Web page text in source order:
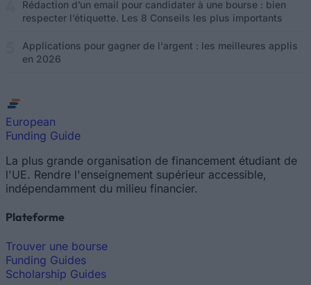
Rédaction d’un email pour candidater à une bourse : bien
respecter l’étiquette. Les 8 Conseils les plus importants
Applications pour gagner de l'argent : les meilleures applis
en 2026
European
Funding Guide
La plus grande organisation de financement étudiant de
l'UE. Rendre l'enseignement supérieur accessible,
indépendamment du milieu financier.
Plateforme
Trouver une bourse
Funding Guides
Scholarship Guides